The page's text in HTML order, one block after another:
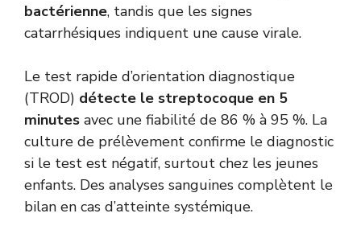
bactérienne, tandis que les signes
catarrhésiques indiquent une cause virale.
Le test rapide d’orientation diagnostique
(TROD) détecte le streptocoque en 5
minutes avec une fiabilité de 86 % à 95 %. La
culture de prélèvement confirme le diagnostic
si le test est négatif, surtout chez les jeunes
enfants. Des analyses sanguines complètent le
bilan en cas d’atteinte systémique.